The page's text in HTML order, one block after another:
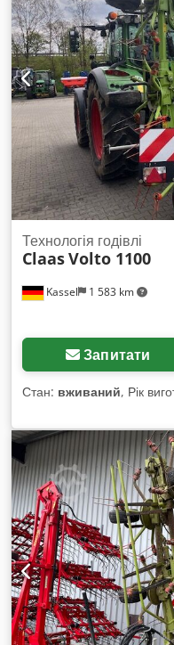
Kassel 1 583 km
Технологія годівлі
ClaasVolto 1100
Запитати
Стан: вживаний, Рік